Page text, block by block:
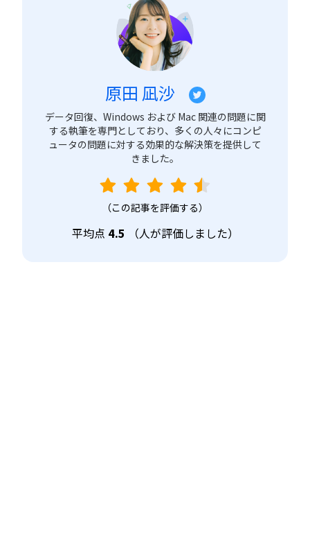
原田 凪沙
データ回復、Windows および Mac 関連の問題に関
する執筆を専門としており、多くの人々にコンピ
ュータの問題に対する効果的な解決策を提供して
きました。
（この記事を評価する）
平均点 4.5 （人が評価しました）